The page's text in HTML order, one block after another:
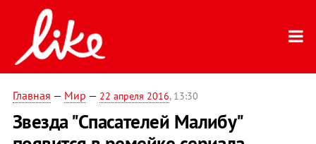
Главная — Мир — 22 апреля 2016, 13:30
Звезда "Спасателей Малибу"